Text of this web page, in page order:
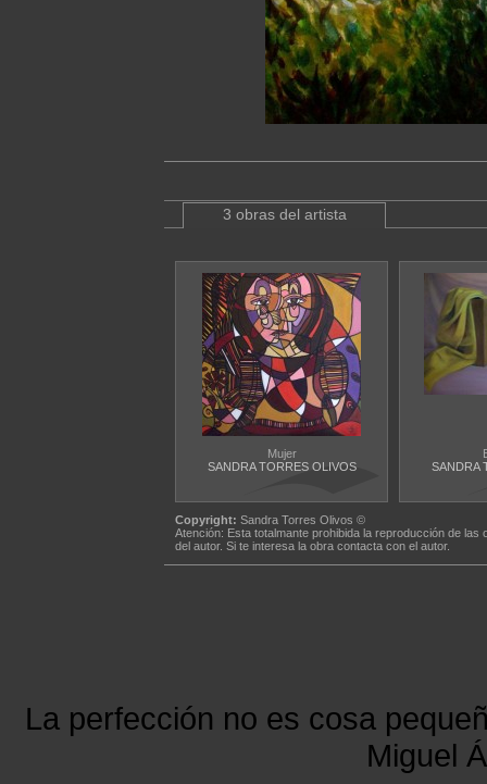
3 obras del artista
Mujer
SANDRA TORRES OLIVOS
SANDRA
Copyright: Sandra Torres Olivos ©
Atención: Esta totalmante prohibida la reproducción de
del autor. Si te interesa la obra contacta con el autor.
La perfección no es cosa
Miguel